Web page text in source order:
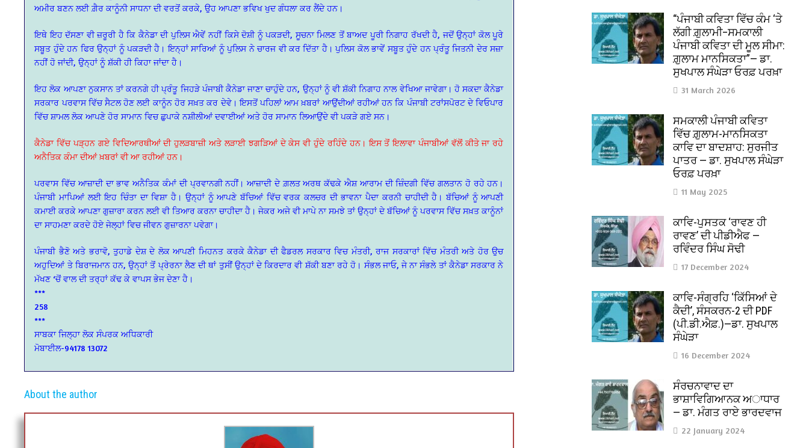
ਅਮੀਰ ਬਣਨ ਲਈ ਗ਼ੈਰ ਕਾਨੂੰਨੀ ਸਾਧਨਾ ਦੀ ਵਰਤੋਂ ਕਰਕੇ, ਉਹ ਆਪਣਾ ਭਵਿਖ ਖੁਦ ਗੰਧਲਾ ਕਰ ਲੈਂਦੇ ਹਨ।
ਇਥੇ ਇਹ ਦੱਸਣਾ ਵੀ ਜ਼ਰੂਰੀ ਹੈ ਕਿ ਕੈਨੇਡਾ ਦੀ ਪੁਲਿਸ ਐਵੇਂ ਨਹੀਂ ਕਿਸੇ ਦੋਸ਼ੀ ਨੂੰ ਪਕੜਦੀ, ਸੂਚਨਾ ਮਿਲਣ ਤੋਂ ਬਾਅਦ ਪੂਰੀ ਨਿਗਾਹ ਰੱਖਦੀ ਹੈ, ਜਦੋਂ ਉਨ੍ਹਾਂ ਕੋਲ ਪੂਰੇ
ਸਬੂਤ ਹੁੰਦੇ ਹਨ ਫਿਰ ਉਨ੍ਹਾਂ ਨੂੰ ਪਕੜਦੀ ਹੈ। ਇਨ੍ਹਾਂ ਸਾਰਿਆਂ ਨੂੰ ਪੁਲਿਸ ਨੇ ਚਾਰਜ ਵੀ ਕਰ ਦਿੱਤਾ ਹੈ। ਪੁਲਿਸ ਕੋਲ ਭਾਵੇਂ ਸਬੂਤ ਹੁੰਦੇ ਹਨ ਪ੍ਰੰਤੂ ਜਿਤਨੀ ਦੇਰ ਸਜ਼ਾ
ਨਹੀਂ ਹੋ ਜਾਂਦੀ, ਉਨ੍ਹਾਂ ਨੂੰ ਸ਼ੱਕੀ ਹੀ ਕਿਹਾ ਜਾਂਦਾ ਹੈ।
ਇਹ ਲੋਕ ਆਪਣਾ ਨੁਕਸਾਨ ਤਾਂ ਕਰਨਗੇ ਹੀ ਪ੍ਰੰਤੂ ਜਿਹੜੇ ਪੰਜਾਬੀ ਕੈਨੇਡਾ ਜਾਣਾ ਚਾਹੁੰਦੇ ਹਨ, ਉਨ੍ਹਾਂ ਨੂੰ ਵੀ ਸ਼ੱਕੀ ਨਿਗਾਹ ਨਾਲ ਵੇਖਿਆ ਜਾਵੇਗਾ। ਹੋ ਸਕਦਾ ਕੈਨੇਡਾ
ਸਰਕਾਰ ਪਰਵਾਸ ਵਿੱਚ ਸੈਟਲ ਹੋਣ ਲਈ ਕਾਨੂੰਨ ਹੋਰ ਸਖ਼ਤ ਕਰ ਦੇਵੇ। ਇਸਤੋਂ ਪਹਿਲਾਂ ਆਮ ਖ਼ਬਰਾਂ ਆਉਂਦੀਆਂ ਰਹੀਆਂ ਹਨ ਕਿ ਪੰਜਾਬੀ ਟਰਾਂਸਪੋਰਟ ਦੇ ਵਿਓਪਾਰ
ਵਿੱਚ ਸ਼ਾਮਲ ਲੋਕ ਆਪਣੇ ਹੋਰ ਸਾਮਾਨ ਵਿਚ ਛੁਪਾਕੇ ਨਸ਼ੀਲੀਆਂ ਦਵਾਈਆਂ ਅਤੇ ਹੋਰ ਸਾਮਾਨ ਲਿਆਉਂਦੇ ਵੀ ਪਕੜੇ ਗਏ ਸਨ।
ਕੈਨੇਡਾ ਵਿੱਚ ਪੜ੍ਹਨ ਗਏ ਵਿਦਿਆਰਥੀਆਂ ਦੀ ਹੁਲੜਬਾਜ਼ੀ ਅਤੇ ਲੜਾਈ ਝਗੜਿਆਂ ਦੇ ਕੇਸ ਵੀ ਹੁੰਦੇ ਰਹਿੰਦੇ ਹਨ। ਇਸ ਤੋਂ ਇਲਾਵਾ ਪੰਜਾਬੀਆਂ ਵੱਲੋਂ ਕੀਤੇ ਜਾ ਰਹੇ
ਅਨੈਤਿਕ ਕੰਮਾ ਦੀਆਂ ਖ਼ਬਰਾਂ ਵੀ ਆ ਰਹੀਆਂ ਹਨ।
ਪਰਵਾਸ ਵਿੱਚ ਆਜ਼ਾਦੀ ਦਾ ਭਾਵ ਅਨੈਤਿਕ ਕੰਮਾਂ ਦੀ ਪ੍ਰਵਾਨਗੀ ਨਹੀਂ। ਆਜ਼ਾਦੀ ਦੇ ਗ਼ਲਤ ਅਰਥ ਕੱਢਕੇ ਐਸ਼ ਆਰਾਮ ਦੀ ਜ਼ਿੰਦਗੀ ਵਿੱਚ ਗਲਤਾਨ ਹੋ ਰਹੇ ਹਨ।
ਪੰਜਾਬੀ ਮਾਪਿਆਂ ਲਈ ਇਹ ਚਿੰਤਾ ਦਾ ਵਿਸ਼ਾ ਹੈ। ਉਨ੍ਹਾਂ ਨੂੰ ਆਪਣੇ ਬੱਚਿਆਂ ਵਿੱਚ ਵਰਕ ਕਲਚਰ ਦੀ ਭਾਵਨਾ ਪੈਦਾ ਕਰਨੀ ਚਾਹੀਦੀ ਹੈ। ਬੱਚਿਆਂ ਨੂੰ ਆਪਣੀ
ਕਮਾਈ ਕਰਕੇ ਆਪਣਾ ਗੁਜ਼ਾਰਾ ਕਰਨ ਲਈ ਵੀ ਤਿਆਰ ਕਰਨਾ ਚਾਹੀਦਾ ਹੈ। ਜੇਕਰ ਅਜੇ ਵੀ ਮਾਪੇ ਨਾ ਸਮਝੇ ਤਾਂ ਉਨ੍ਹਾਂ ਦੇ ਬੱਚਿਆਂ ਨੂੰ ਪਰਵਾਸ ਵਿੱਚ ਸਖ਼ਤ ਕਾਨੂੰਨਾਂ
ਦਾ ਸਾਹਮਣਾ ਕਰਦੇ ਹੋਏ ਜੇਲ੍ਹਾਂ ਵਿਚ ਜੀਵਨ ਗੁਜ਼ਾਰਨਾ ਪਵੇਗਾ।
ਪੰਜਾਬੀ ਭੈਣੋ ਅਤੇ ਭਰਾਵੋ, ਤੁਹਾਡੇ ਦੇਸ਼ ਦੇ ਲੋਕ ਆਪਣੀ ਮਿਹਨਤ ਕਰਕੇ ਕੈਨੇਡਾ ਦੀ ਫੈਡਰਲ ਸਰਕਾਰ ਵਿਚ ਮੰਤਰੀ, ਰਾਜ ਸਰਕਾਰਾਂ ਵਿੱਚ ਮੰਤਰੀ ਅਤੇ ਹੋਰ ਉਚ
ਅਹੁਦਿਆਂ ਤੇ ਬਿਰਾਜਮਾਨ ਹਨ, ਉਨ੍ਹਾਂ ਤੋਂ ਪ੍ਰੇਰਨਾ ਲੈਣ ਦੀ ਥਾਂ ਤੁਸੀਂ ਉਨ੍ਹਾਂ ਦੇ ਕਿਰਦਾਰ ਵੀ ਸ਼ੱਕੀ ਬਣਾ ਰਹੇ ਹੋ। ਸੰਭਲ ਜਾਓ, ਜੇ ਨਾ ਸੰਭਲੇ ਤਾਂ ਕੈਨੇਡਾ ਸਰਕਾਰ ਨੇ
ਮੱਖਣ ‘ਚੋਂ ਵਾਲ ਦੀ ਤਰ੍ਹਾਂ ਕੱਢ ਕੇ ਵਾਪਸ ਭੇਜ ਦੇਣਾ ਹੈ।
***
258
***
ਸਾਬਕਾ ਜਿਲ੍ਹਾ ਲੋਕ ਸੰਪਰਕ ਅਧਿਕਾਰੀ
ਮੋਬਾਈਲ-94178 13072
About the author
“ਪੰਜਾਬੀ ਕਵਿਤਾ ਵਿੱਚ ਕੰਮ ‘ਤੇ
ਲੱਗੀ ਗ਼ੁਲਾਮੀ–ਸਮਕਾਲੀ
ਪੰਜਾਬੀ ਕਵਿਤਾ ਦੀ ਮੂਲ ਸੀਮਾ:
ਗ਼ੁਲਾਮ ਮਾਨਸਿਕਤਾ”— ਡਾ.
ਸੁਖਪਾਲ ਸੰਘੇੜਾ ਓਰਫ਼ ਪਰਖ਼ਾ
31 March 2026
ਸਮਕਾਲੀ ਪੰਜਾਬੀ ਕਵਿਤਾ
ਵਿੱਚ ਗ਼ੁਲਾਮ-ਮਾਨਸਿਕਤਾ
ਕਾਵਿ ਦਾ ਬਾਦਸ਼ਾਹ: ਸੁਰਜੀਤ
ਪਾਤਰ — ਡਾ. ਸੁਖਪਾਲ ਸੰਘੇੜਾ
ਓਰਫ਼ ਪਰਖ਼ਾ
11 May 2025
ਕਾਵਿ-ਪੁਸਤਕ ‘ਰਾਵਣ ਹੀ
ਰਾਵਣ’ ਦੀ ਪੀਡੀਐਫ —
ਰਵਿੰਦਰ ਸਿੰਘ ਸੋਢੀ
17 December 2024
ਕਾਵਿ-ਸੰਗ੍ਰਹਿ ‘ਕਿੱਸਿਆਂ ਦੇ
ਕੈਦੀ’, ਸੰਸਕਰਨ-2 ਦੀ PDF
(ਪੀ.ਡੀ.ਐਫ਼.)—ਡਾ. ਸੁਖਪਾਲ
ਸੰਘੇੜਾ
16 December 2024
ਸੰਰਚਨਾਵਾਦ ਦਾ
ਭਾਸ਼ਾਵਿਗਿਆਨਕ ਅਾਧਾਰ
— ਡਾ. ਮੰਗਤ ਰਾਏ ਭਾਰਦਵਾਜ
22 January 2024